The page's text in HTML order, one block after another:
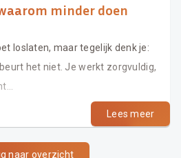
minder doen
loslaten, maar tegelijk denk je:
het niet. Je werkt zorgvuldig,
Lees meer
naar overzicht